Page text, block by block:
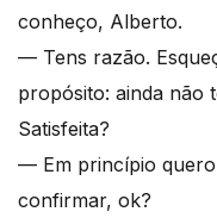
conheço, Alberto.
— Tens razão.
propósito: ainda não
Satisfeita?
— Em princípio quero
confirmar, ok?